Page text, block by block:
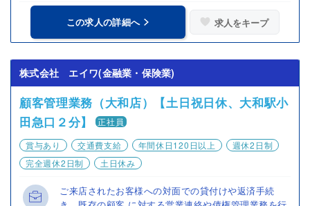
この求人の詳細へ 求人をキープ
株式会社 エイワ(金融業・保険業)
顧客管理業務（大和店）【土日祝日休、大和駅小
田急口２分】
正社員
賞与あり
交通費支給 年間休日120日以上
週休2日制
完全週休2日制
土日休み
ご来店されたお客様への対面での貸付けや返済手続